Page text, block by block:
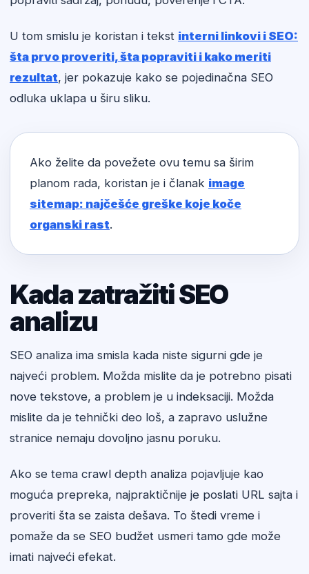
U tom smislu je koristan i tekst interni linkovi i SEO:
šta prvo proveriti, šta popraviti i kako meriti
rezultat, jer pokazuje kako se pojedinačna SEO
odluka uklapa u širu sliku.
Ako želite da povežete ovu temu sa širim
planom rada, koristan je i članak image
sitemap: najčešće greške koje koče
organski rast.
Kada zatražiti SEO
analizu
SEO analiza ima smisla kada niste sigurni gde je
najveći problem. Možda mislite da je potrebno pisati
nove tekstove, a problem je u indeksaciji. Možda
mislite da je tehnički deo loš, a zapravo uslužne
stranice nemaju dovoljno jasnu poruku.
Ako se tema crawl depth analiza pojavljuje kao
moguća prepreka, najpraktičnije je poslati URL sajta i
proveriti šta se zaista dešava. To štedi vreme i
pomaže da se SEO budžet usmeri tamo gde može
imati najveći efekat.